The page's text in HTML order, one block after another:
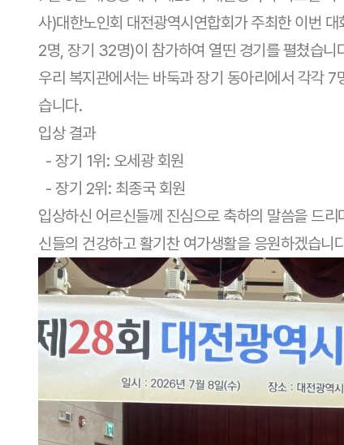
사)대한노인회 대전광역시연합회가 주최한 이번
2명, 장기 32명)이 참가하여 열띤 경기를 펼쳤습니
우리 복지관에서는 바둑과 장기 동아리에서 각각
습니다.
입상 결과
- 장기 1위: 오세광 회원
- 장기 2위: 최종국 회원
입상하신 어르신들께 진심으로 축하의 말씀을 드
신들의 건강하고 활기찬 여가생활을 응원하겠습니